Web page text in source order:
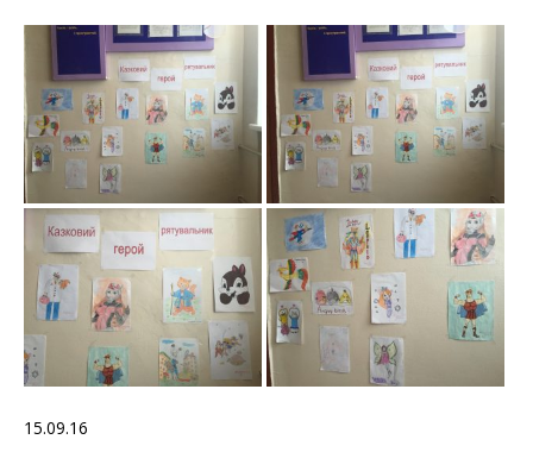
15.09.16